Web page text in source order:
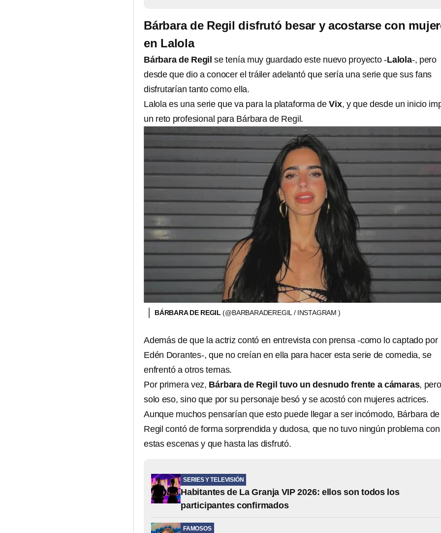
Bárbara de Regil disfrutó besar y acostarse con
en Lalola
Bárbara de Regilse tenía muy guardado este nuevo proyecto -Lalola-, pero
desde que dio a conocer el tráiler adelantó que sería una serie que sus fans
disfrutarían tanto como ella.
Lalola es una serie que va para la plataforma deVix, y que desde un inicio
un reto profesional para Bárbara de Regil.
BÁRBARA DE REGIL(@BARBARADEREGIL / INSTAGRAM )
Además de que la actriz contó en entrevista con prensa -como lo captado por
Edén Dorantes-, que no creían en ella para hacer esta serie de comedia, se
enfrentó a otros temas.
Por primera vez, Bárbara de Regil tuvo un desnudo frente a cámaras,
solo eso, sino que por su personaje besó y se acostó con mujeres actrices.
Aunque muchos pensarían que esto puede llegar a ser incómodo, Bárbara de
Regil contó de forma sorprendida y dudosa, que no tuvo ningún problema con
estas escenas y que hasta las disfrutó.
SERIES Y TELEVISIÓN
Habitantes de La Granja VIP 2026: ellos son todos los
participantes confirmados
FAMOSOS